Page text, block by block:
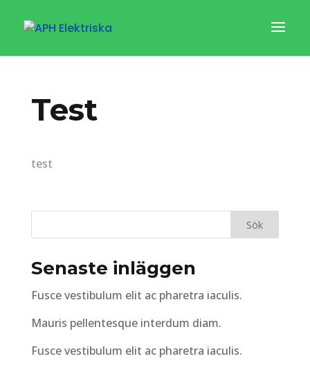
Test
test
Senaste inläggen
Fusce vestibulum elit ac pharetra iaculis.
Mauris pellentesque interdum diam.
Fusce vestibulum elit ac pharetra iaculis.